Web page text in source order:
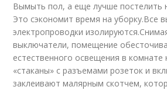
Вымыть пол, а еще лучше постелить
Это сэкономит время на уборку.Все
электропроводки
выключатели, помещение
естественного освещения в комнате
«стаканы» с разъемами розеток и
заклеивают малярным скотчем,